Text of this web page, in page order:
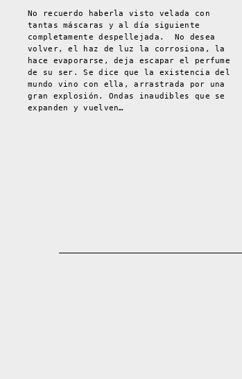
No recuerdo haberla visto velada con
tantas máscaras y al día siguiente
completamente despellejada. No desea
volver, el haz de luz la corrosiona, la
hace evaporarse, deja escapar el perfume
de su ser. Se dice que la existencia del
mundo vino con ella, arrastrada por una
gran explosión. Ondas inaudibles que se
expanden y vuelven…